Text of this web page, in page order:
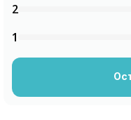
2
1